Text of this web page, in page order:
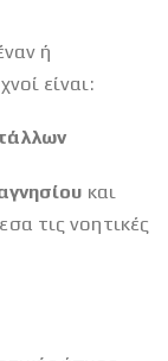
ή
είναι:
και
τις νοητικές